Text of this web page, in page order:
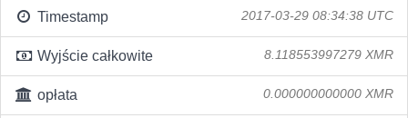
Timestamp 2017-03-29 08:34:38 UTC
Wyjście całkowite 8.118553997279 XMR
opłata 0.000000000000 XMR